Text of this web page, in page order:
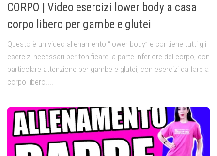
CORPO | Video esercizi lower body a casa
corpo libero per gambe e glutei
Questo è un video allenamento “lower body” e contiene tutti gli
esercizi necessari per tonificare la parte inferiore del corpo, con
particolare attenzione per gambe e glutei, con esercizi da fare a
corpo libero....